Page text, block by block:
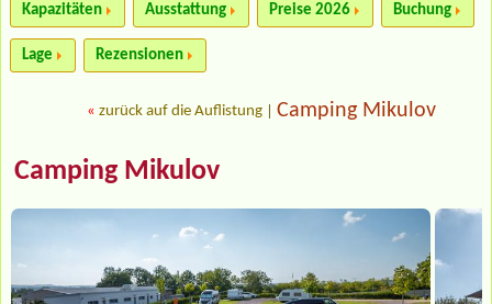
Kapazitäten Ausstattung Preise 2026 Buchung
Lage Rezensionen
« zurück auf die Auflistung Camping Mikulov
Camping Mikulov